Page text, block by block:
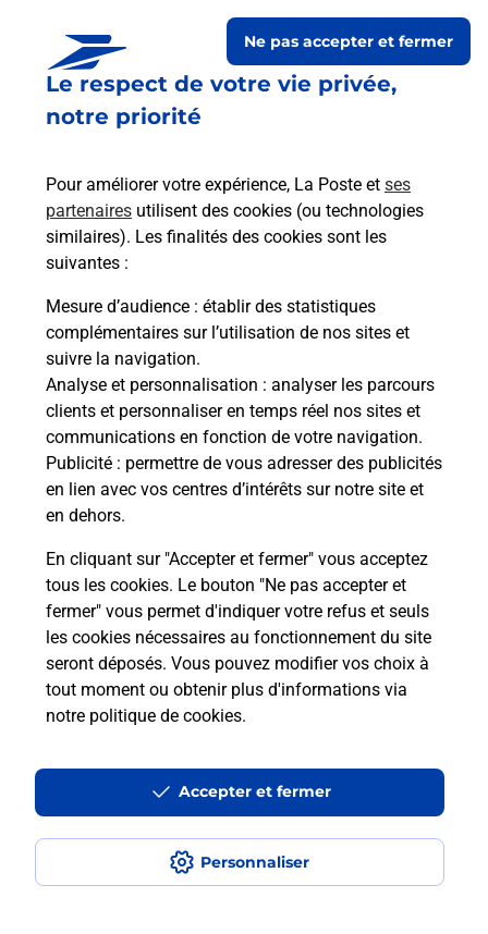
Le respect de votre vie privée,
notre priorité
Pour améliorer votre expérience, La Poste et ses
partenaires utilisent des cookies (ou technologies
similaires). Les finalités des cookies sont les
suivantes :
Mesure d’audience : établir des statistiques
complémentaires sur l’utilisation de nos sites et
suivre la navigation.
Analyse et personnalisation : analyser les parcours
clients et personnaliser en temps réel nos sites et
communications en fonction de votre navigation.
Publicité : permettre de vous adresser des publicités
en lien avec vos centres d’intérêts sur notre site et
en dehors.
En cliquant sur "Accepter et fermer" vous acceptez
tous les cookies. Le bouton "Ne pas accepter et
fermer" vous permet d'indiquer votre refus et seuls
les cookies nécessaires au fonctionnement du site
seront déposés. Vous pouvez modifier vos choix à
tout moment ou obtenir plus d'informations via
notre politique de cookies.
Personnaliser
Ne pas accepter et fermer
Accepter et fermer
Est-il possible d’acheter un
emballage directement depuis un
Comment demander une
modification de livraison ?
Comment La Poste participe-t-elle
à votre sécurité au quotidien ?
Puis-je passer mon code de la route
avec La Poste et sous quelles
conditions ?
Localiser Liste Landes LABOUHEYRE
Accessibilité : partiellement conforme
Conditions contractuelles
Mentions légales